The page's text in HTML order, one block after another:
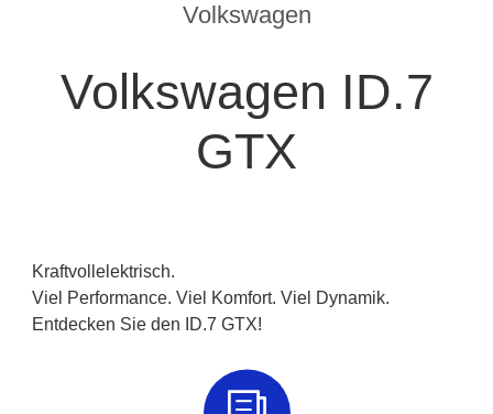
Volkswagen
Volkswagen ID.7
GTX
Kraftvollelektrisch.
Viel Performance. Viel Komfort. Viel Dynamik.
Entdecken Sie den ID.7 GTX!